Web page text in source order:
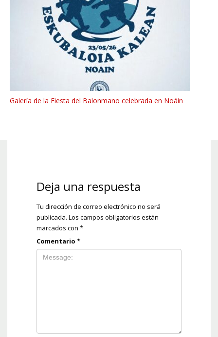
Galería de la Fiesta del Balonmano celebrada en Noáin
Deja una respuesta
Tu dirección de correo electrónico no será
publicada. Los campos obligatorios están
marcados con *
Comentario *